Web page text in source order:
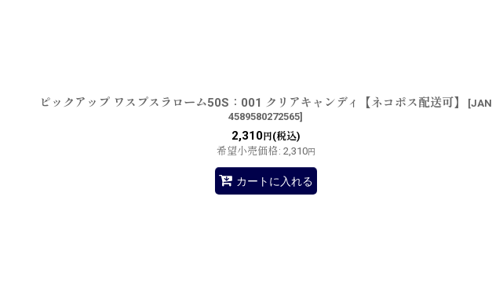
ピックアップ ワスプスラローム50S：001 クリアキャンディ【ネコポス配送可】 [JAN
4589580272565]
2,310円(税込)
希望小売価格: 2,310円
カートに入れる